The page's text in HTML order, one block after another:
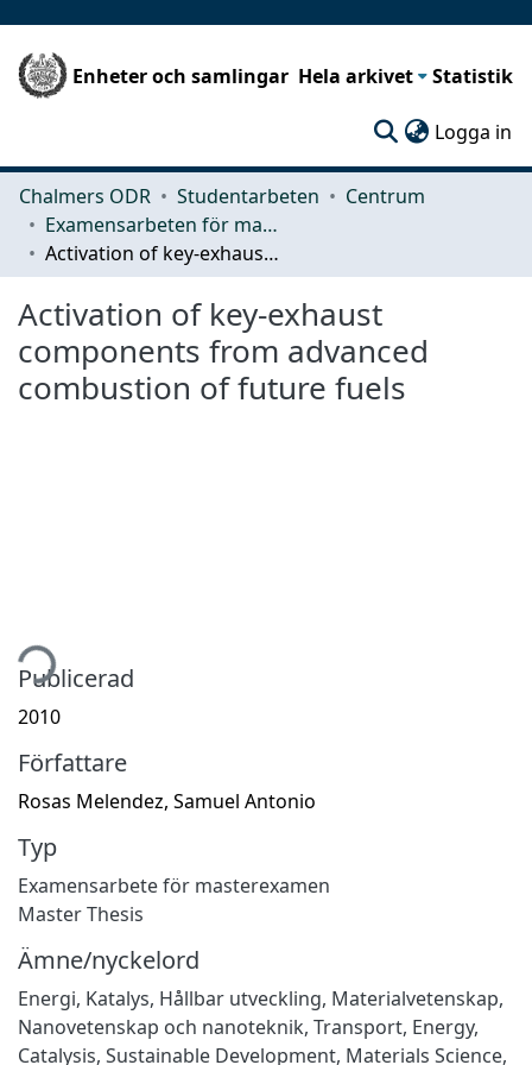
Enheter och samlingar Hela arkivet Statistik
Logga in
Chalmers ODR Studentarbeten
Centrum
Examensarbeten för masterexamen
Activation of key-exhaust components from advanced combustion of future fuels
Activation of key-exhaust
components from advanced
combustion of future fuels
Publicerad
2010
Författare
Rosas Melendez, Samuel Antonio
Typ
Examensarbete för masterexamen
Master Thesis
Ämne/nyckelord
Energi, Katalys, Hållbar utveckling, Materialvetenskap,
Nanovetenskap och nanoteknik, Transport, Energy,
Catalysis, Sustainable Development, Materials Science,